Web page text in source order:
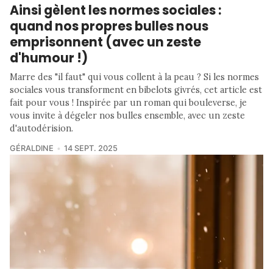
Ainsi gèlent les normes sociales :
quand nos propres bulles nous
emprisonnent (avec un zeste
d'humour !)
Marre des "il faut" qui vous collent à la peau ? Si les normes
sociales vous transforment en bibelots givrés, cet article est
fait pour vous ! Inspirée par un roman qui bouleverse, je
vous invite à dégeler nos bulles ensemble, avec un zeste
d'autodérision.
GÉRALDINE 14 SEPT. 2025